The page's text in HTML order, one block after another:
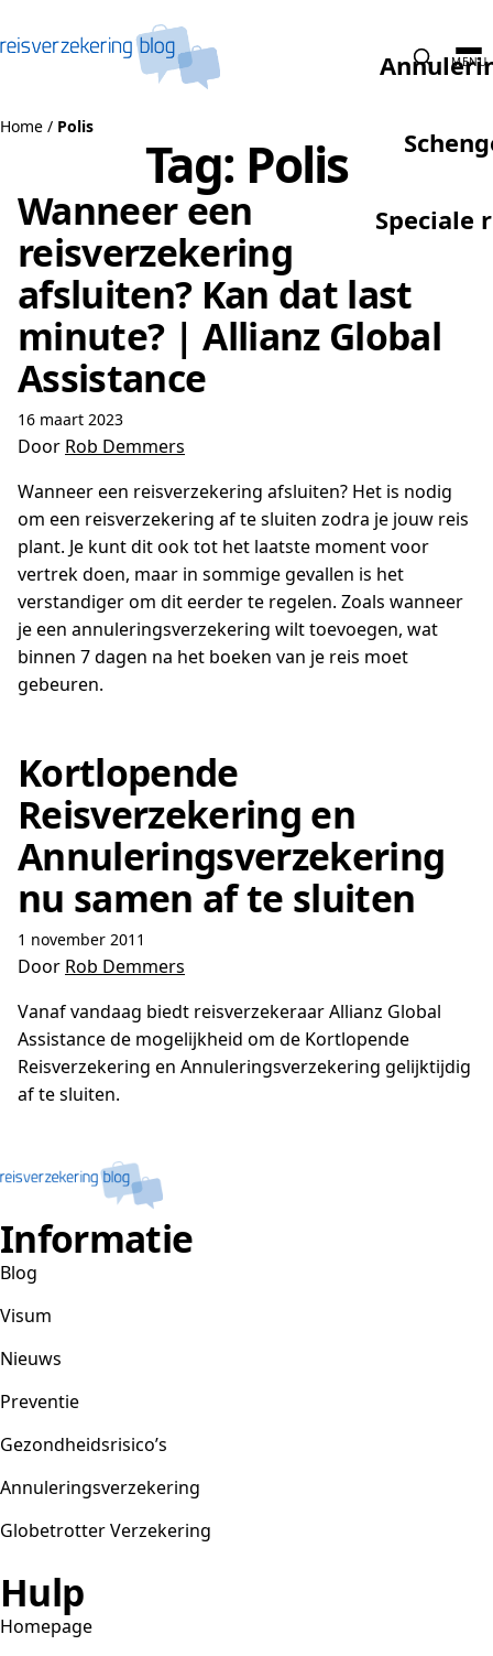
Speciale
MENU
Home / Polis
Tag: Polis
Wanneer een
reisverzekering
afsluiten? Kan dat last
minute? | Allianz Global
Assistance
16 maart 2023
Door Rob Demmers
Wanneer een reisverzekering afsluiten? Het is nodig
om een reisverzekering af te sluiten zodra je jouw reis
plant. Je kunt dit ook tot het laatste moment voor
vertrek doen, maar in sommige gevallen is het
verstandiger om dit eerder te regelen. Zoals wanneer
je een annuleringsverzekering wilt toevoegen, wat
binnen 7 dagen na het boeken van je reis moet
gebeuren.
Kortlopende
Reisverzekering en
Annuleringsverzekering
nu samen af te sluiten
1 november 2011
Door Rob Demmers
Vanaf vandaag biedt reisverzekeraar Allianz Global
Assistance de mogelijkheid om de Kortlopende
Reisverzekering en Annuleringsverzekering gelijktijdig
af te sluiten.
Informatie
Blog
Visum
Nieuws
Preventie
Gezondheidsrisico’s
Annuleringsverzekering
Globetrotter Verzekering
Hulp
Homepage